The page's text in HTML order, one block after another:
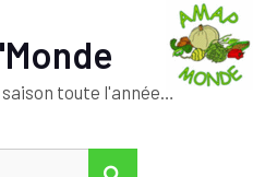
toute l'année…